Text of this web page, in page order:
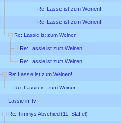
Re: Lassie ist zum Weinen!
Re: Lassie ist zum Weinen!
Re: Lassie ist zum Weinen!
Re: Lassie ist zum Weinen!
Re: Lassie ist zum Weinen!
Re: Lassie ist zum Weinen!
Re: Lassie ist zum Weinen!
Lassie im tv
Re: Timmys Abschied (11. Staffel)